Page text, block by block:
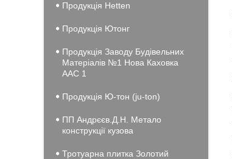
Продукція Hеtten
Продукція Ютонг
Продукція Заводу Будівельних
Матеріалів №1 Нова Каховка
ААС 1
Продукція Ю-тон (ju-ton)
ПП Андрєєв.Д.Н. Метало
конструкції кузова
Тротуарна плитка Золотий